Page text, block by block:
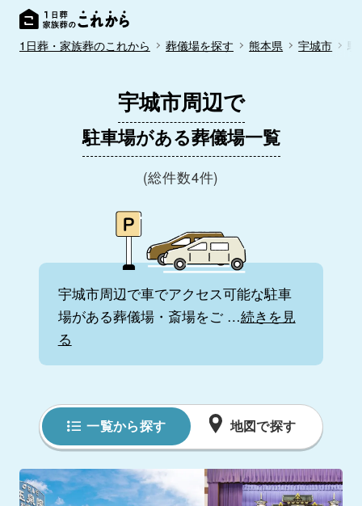
1日葬・家族葬のこれから 葬儀場を探す 熊本県 宇城市 駐
宇城市周辺で
駐車場がある葬儀場一覧
(総件数4件)
宇城市周辺で車でアクセス可能な駐車
場がある葬儀場・斎場をご …続きを見
る
一覧から探す 地図で探す